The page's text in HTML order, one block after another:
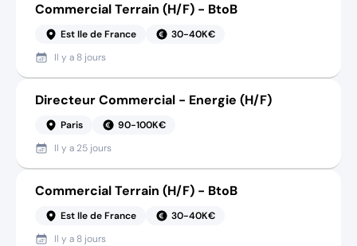
Commercial Terrain (H/F) - BtoB
Est Ile de France
30-40K€
Il y a 8 jours
Directeur Commercial - Energie (H/F)
Paris
90-100K€
Il y a 25 jours
Commercial Terrain (H/F) - BtoB
Est Ile de France
30-40K€
Il y a 8 jours